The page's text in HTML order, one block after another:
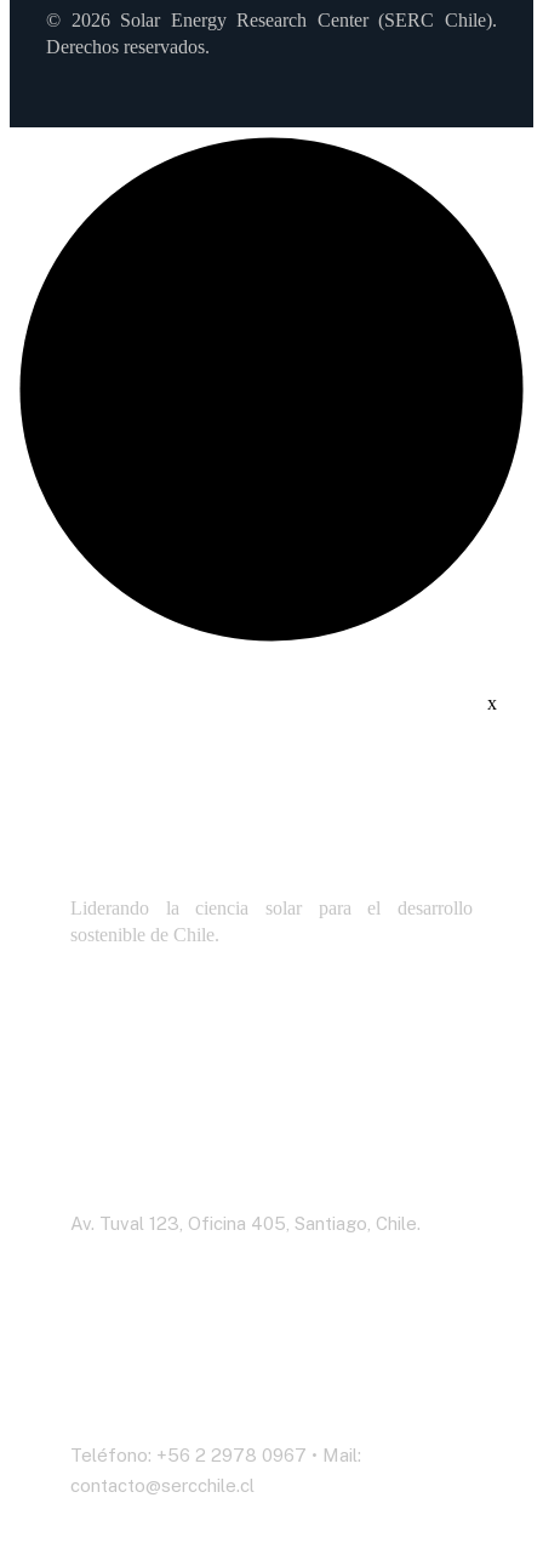
© 2026 Solar Energy Research Center (SERC Chile).
Derechos reservados.
x
Liderando la ciencia solar para el desarrollo
sostenible de Chile.
Av. Tuval 123, Oficina 405, Santiago, Chile.
Teléfono: +56 2 2978 0967 • Mail:
contacto@sercchile.cl